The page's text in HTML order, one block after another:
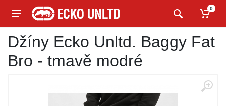
0
Džíny Ecko Unltd. Baggy Fat
Bro - tmavě modré